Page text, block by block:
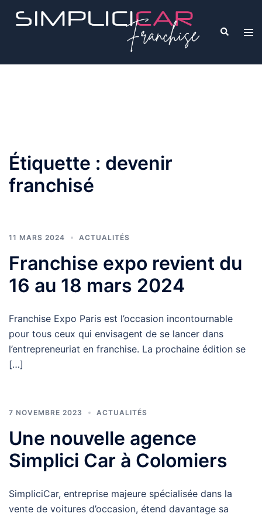
Étiquette : devenir
franchisé
11 MARS 2024 ACTUALITÉS
Franchise expo revient du
16 au 18 mars 2024
Franchise Expo Paris est l’occasion incontournable
pour tous ceux qui envisagent de se lancer dans
l’entrepreneuriat en franchise. La prochaine édition se
[…]
7 NOVEMBRE 2023 ACTUALITÉS
Une nouvelle agence
Simplici Car à Colomiers
SimpliciCar, entreprise majeure spécialisée dans la
vente de voitures d’occasion, étend davantage sa